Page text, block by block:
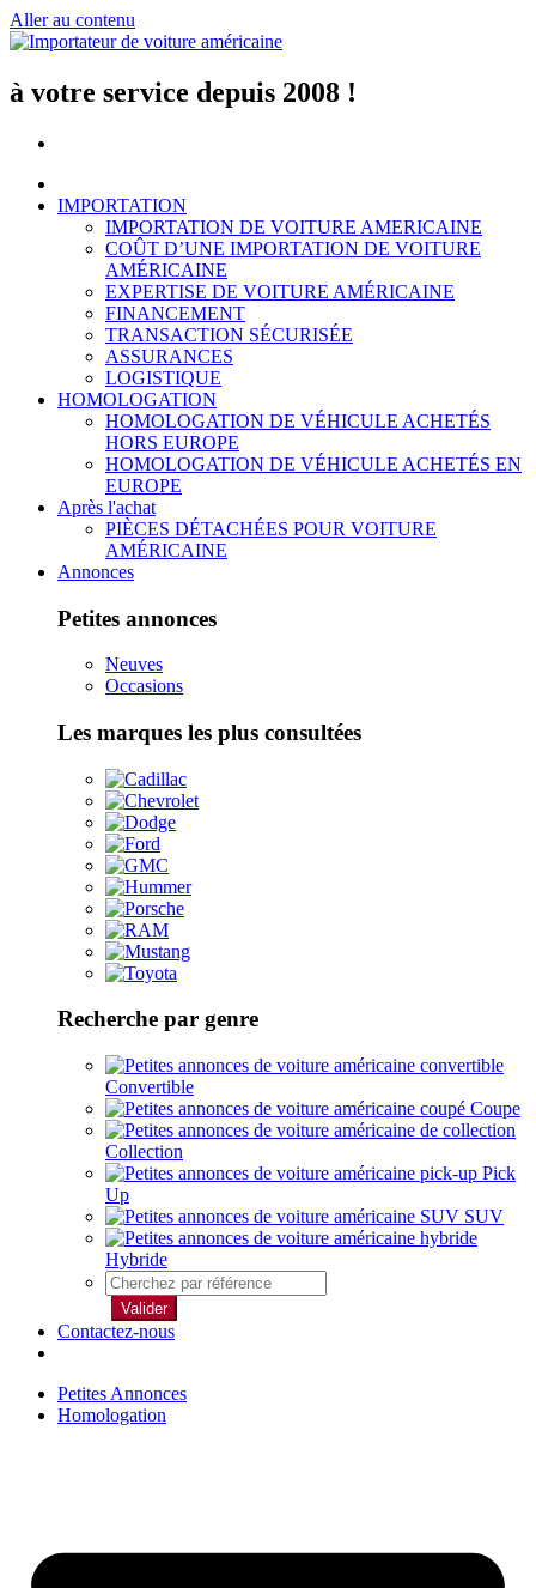
Aller au contenu
à votre service depuis 2008 !
IMPORTATION
IMPORTATION DE VOITURE AMERICAINE
COÛT D’UNE IMPORTATION DE VOITURE
AMÉRICAINE
EXPERTISE DE VOITURE AMÉRICAINE
FINANCEMENT
TRANSACTION SÉCURISÉE
ASSURANCES
LOGISTIQUE
HOMOLOGATION
HOMOLOGATION DE VÉHICULE ACHETÉS
HORS EUROPE
HOMOLOGATION DE VÉHICULE ACHETÉS EN
EUROPE
Après l'achat
PIÈCES DÉTACHÉES POUR VOITURE
AMÉRICAINE
Annonces
Petites annonces
Neuves
Occasions
Les marques les plus consultées
Recherche par genre
Convertible
Coupe
Collection
Pick
Up
SUV
Hybride
Valider
Contactez-nous
Petites Annonces
Homologation